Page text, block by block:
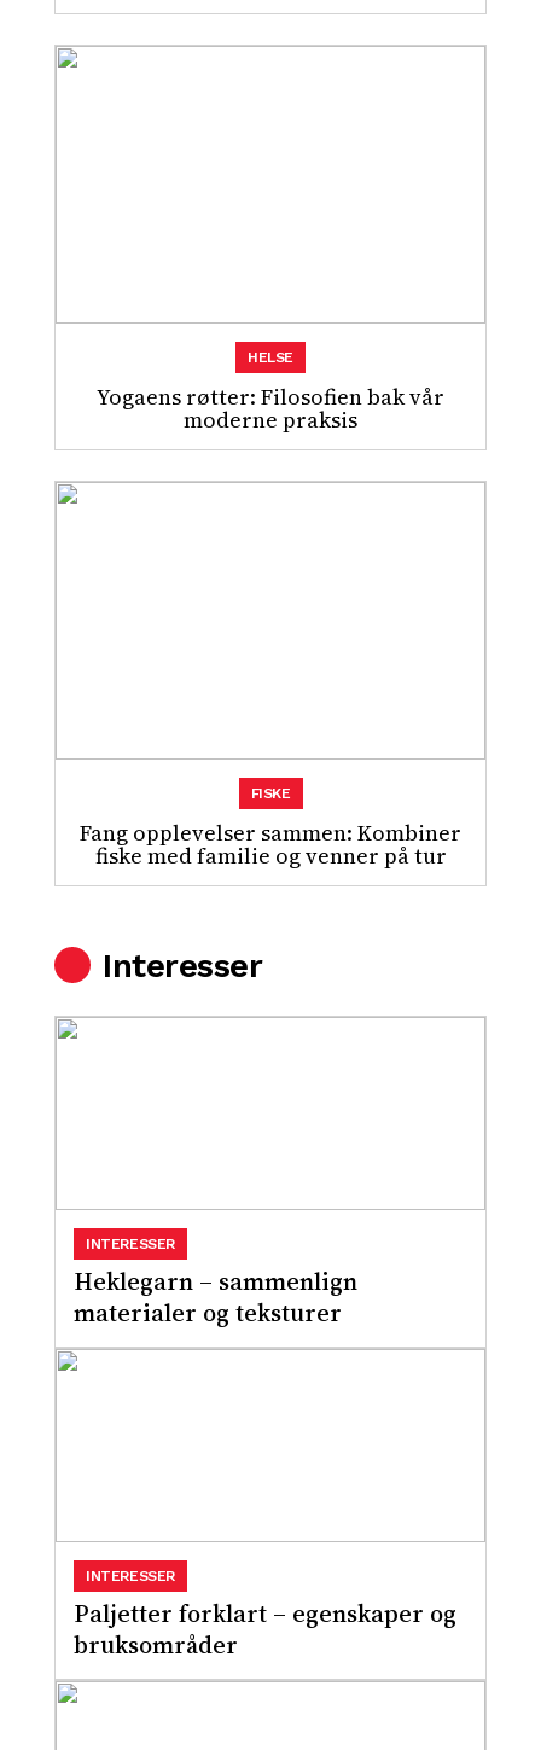
Yogaens røtter: Filosofien bak vår
moderne praksis
HELSE
Fang opplevelser sammen: Kombiner
fiske med familie og venner på tur
FISKE
Interesser
Heklegarn – sammenlign
materialer og teksturer
INTERESSER
Paljetter forklart – egenskaper og
bruksområder
INTERESSER